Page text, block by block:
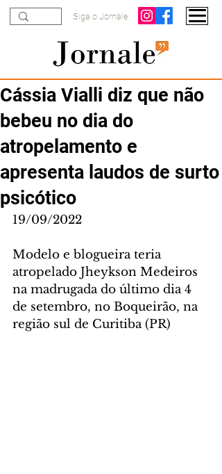
Siga o Jornale
Cássia Vialli diz que não
bebeu no dia do
atropelamento e
apresenta laudos de surto
psicótico
19/09/2022
Modelo e blogueira teria
atropelado Jheykson Medeiros
na madrugada do último dia 4
de setembro, no Boqueirão, na
região sul de Curitiba (PR)